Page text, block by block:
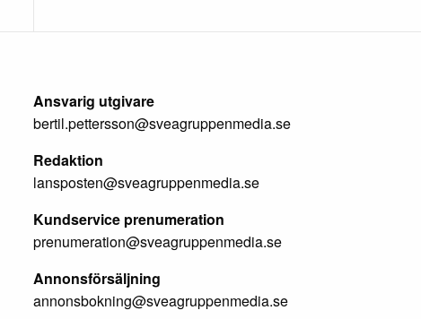
Ansvarig utgivare
bertil.pettersson@sveagruppenmedia.se
Redaktion
lansposten@sveagruppenmedia.se
Kundservice prenumeration
prenumeration@sveagruppenmedia.se
Annonsförsäljning
annonsbokning@sveagruppenmedia.se